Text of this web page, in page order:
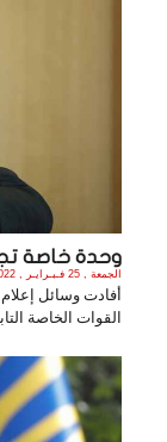
وحدة خاصة
الجمعة , 25 فـبـرايـر , 2022 الساعة 10:58:19 PM
أفادت وسائل إعلام
القوات الخاصة